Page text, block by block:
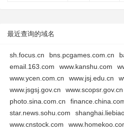
最近查询的域名
sh.focus.cn bns.pcgames.com.cn
email.163.com
www.kanshu.com
www.ycen.com.cn
www.jsj.edu.cn
www.jsgsj.gov.cn
www.scopsr.gov.cn
photo.sina.com.cn
star.news.sohu.com
www.cnstock.com